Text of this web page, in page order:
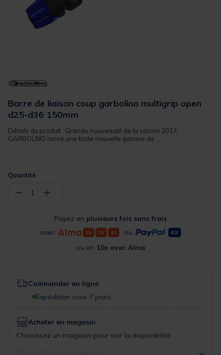
Barre de liaison coup garbolino multigrip open
d25-d36 150mm
Détails du produit : Grande nouveauté de la saison 2017,
GARBOLINO lance une toute nouvelle gamme de ...
Quantité
− 1 +
Payez en plusieurs fois sans frais
avec
ou
ou en 10x avec Alma
Commander en ligne
Expédition sous 7 jours
Acheter en magasin
Choisissez un magasin pour voir la disponibilité